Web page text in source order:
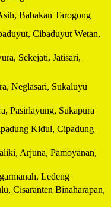
Babakan Tarogong
Cibaduyut Wetan,
Sekejati, Jatisari,
Neglasari, Sukaluyu
Pasirlayung, Sukapura
Kidul, Cipadung
Arjuna, Pamoyanan,
Ledeng
Cisaranten Binaharapan,